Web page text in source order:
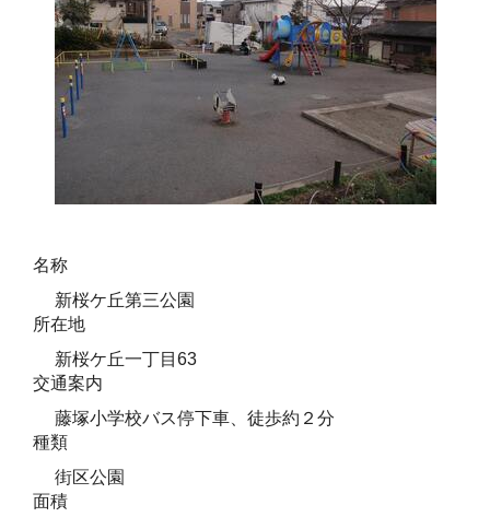
名称
新桜ケ丘第三公園
所在地
新桜ケ丘一丁目63
交通案内
藤塚小学校バス停下車、徒歩約２分
種類
街区公園
面積